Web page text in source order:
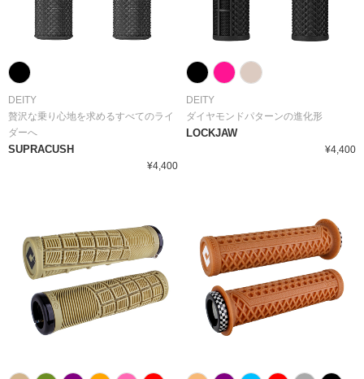
DEITY
贅沢な乗り心地を求めるすべてのライ
ダーへ
SUPRACUSH
¥4,400
DEITY
ダイヤモンドパターンの進化形
LOCKJAW
¥4,400